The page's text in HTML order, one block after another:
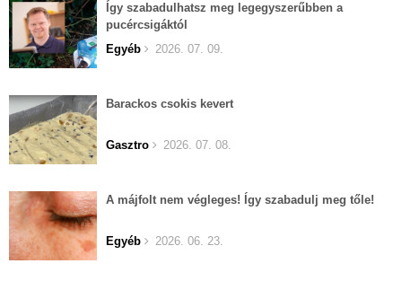
Így szabadulhatsz meg legegyszerűbben a
pucércsigáktól
Egyéb
2026. 07. 09.
Barackos csokis kevert
Gasztro 2026. 07. 08.
A májfolt nem végleges! Így szabadulj meg tőle!
Egyéb 2026. 06. 23.